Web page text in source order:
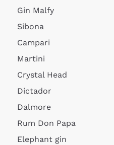
Gin Malfy
Sibona
Campari
Martini
Crystal Head
Dictador
Dalmore
Rum Don Papa
Elephant gin